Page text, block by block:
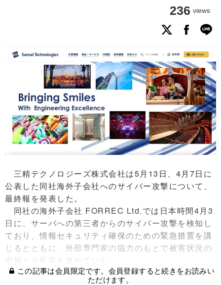
236 views
三精テクノロジーズ株式会社は5月13日、4月7日に
公表した同社海外子会社へのサイバー攻撃について、
最終報を発表した。
同社の海外子会社 FORREC Ltd.では日本時間4月3
日に、サーバへの第三者からのサイバー攻撃を検知し
ており、情報セキュリティ確保のための緊急措置を講
じるとともに、外部専門家の協力のもとで被害状況の
把握と分析等を進めていた。
この記事は会員限定です。会員登録すると続きをお読みい
ただけます。